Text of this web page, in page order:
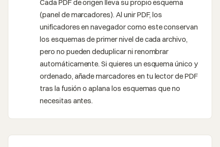
Cada PDF de origen lleva su propio esquema
(panel de marcadores). Al unir PDF, los
unificadores en navegador como este conservan
los esquemas de primer nivel de cada archivo,
pero no pueden deduplicar ni renombrar
automáticamente. Si quieres un esquema único y
ordenado, añade marcadores en tu lector de PDF
tras la fusión o aplana los esquemas que no
necesitas antes.